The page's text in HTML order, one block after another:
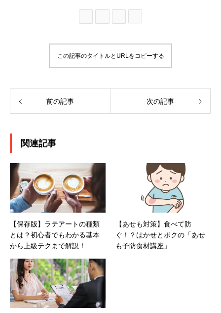
この記事のタイトルとURLをコピーする
前の記事 次の記事
関連記事
【保存版】ラテアートの種類
とは？初心者でもわかる基本
から上級テクまで解説！
【あせも対策】食べて防
ぐ！？はかせとボクの「あせ
も予防食材講座」